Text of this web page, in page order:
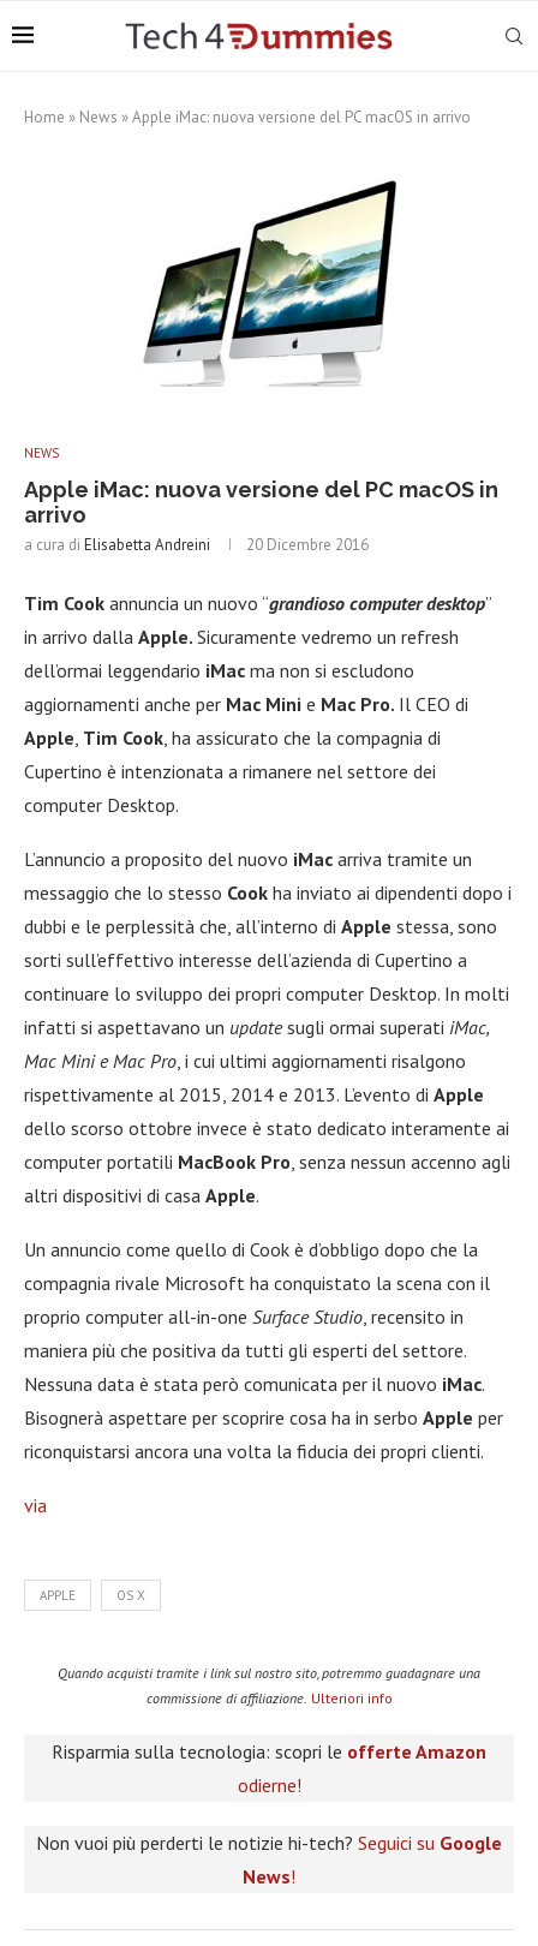
Home » News »Apple iMac: nuova versione del PC macOS in arrivo
NEWS
Apple iMac: nuova versione del PC macOS in
arrivo
a cura di Elisabetta Andreini 20 Dicembre 2016
Tim Cook annuncia un nuovo “grandioso computer desktop”
in arrivo dalla Apple. Sicuramente vedremo un refresh
dell’ormai leggendario iMac ma non si escludono
aggiornamenti anche per Mac Mini e Mac Pro. Il CEO di
Apple Tim Cook , ha assicurato che la compagnia di
Cupertino è intenzionata a rimanere nel settore dei
computer Desktop.
L’annuncio a proposito del nuovo iMac arriva tramite un
messaggio che lo stesso Cook ha inviato ai dipendenti dopo i
dubbi e le perplessità che, all’interno di Apple stessa, sono
sorti sull’effettivo interesse dell’azienda di Cupertino a
continuare lo sviluppo dei propri computer Desktop. In molti
infatti si aspettavano un updatesugli ormai superati iMac,
Mac Mini e Mac Pro , i cui ultimi aggiornamenti risalgono
rispettivamente al 2015, 2014 e 2013. L’evento di Apple
dello scorso ottobre invece è stato dedicato interamente ai
computer portatili MacBook Pro , senza nessun accenno agli
altri dispositivi di casa Apple.
Un annuncio come quello di Cook è d’obbligo dopo che la
compagnia rivale Microsoft ha conquistato la scena con il
proprio computer all-in-one Surface Studio , recensito in
maniera più che positiva da tutti gli esperti del settore.
Nessuna data è stata però comunicata per il nuovo iMac.
Bisognerà aspettare per scoprire cosa ha in serbo Apple per
riconquistarsi ancora una volta la fiducia dei propri clienti.
via
APPLE OS X
Quando acquisti tramite i link sul nostro sito, potremmo guadagnare una
commissione di affiliazione. Ulteriori info
Risparmia sulla tecnologia: scopri le offerte Amazon
odierne!
Non vuoi più perderti le notizie hi-tech? Seguici su Google
News!